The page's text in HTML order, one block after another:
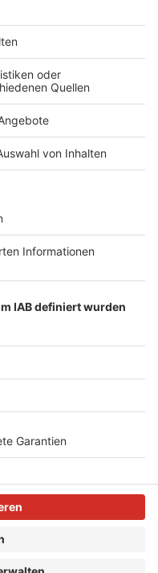
wichtigsten
Steuern,
wir euch
2025an. Die
der Analyse
Einfach auf